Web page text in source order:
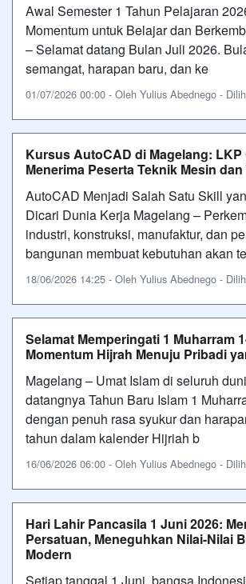
Awal Semester 1 Tahun Pelajaran
Momentum untuk Belajar dan
– Selamat datang Bulan Juli 2026.
semangat, harapan baru, dan ke
01/07/2026 00:00 - Oleh Yulius Abednego -
Kursus AutoCAD di Magelang: LKP
Menerima Peserta Teknik Mesin
AutoCAD Menjadi Salah Satu Skill
Dicari Dunia Kerja Magelang –
industri, konstruksi, manufaktur, dan
bangunan membuat kebutuhan akan te
18/06/2026 14:25 - Oleh Yulius Abednego -
Selamat Memperingati 1 Muharram
Momentum Hijrah Menuju Pribadi
Magelang – Umat Islam di seluruh
datangnya Tahun Baru Islam 1
dengan penuh rasa syukur dan
tahun dalam kalender Hijriah b
16/06/2026 06:00 - Oleh Yulius Abednego -
Hari Lahir Pancasila 1 Juni 2026:
Persatuan, Meneguhkan Nilai-Nilai
Modern
Setiap tanggal 1 Juni, bangsa